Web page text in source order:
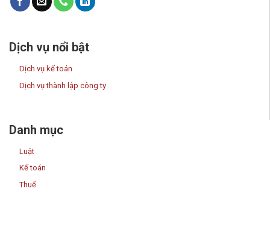
Dịch vụ nổi bật
Dịch vụ kế toán
Dịch vụ thành lập công ty
Danh mục
Luật
Kế toán
Thuế